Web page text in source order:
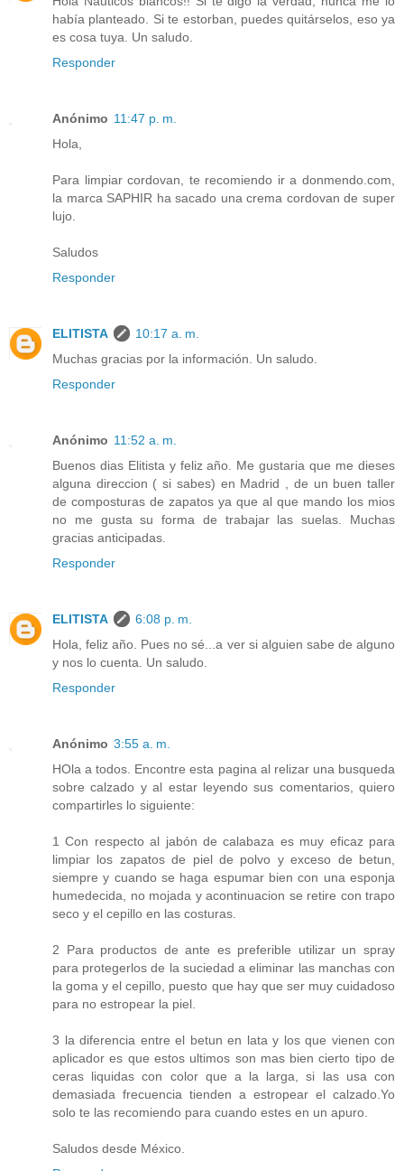
había planteado. Si te estorban, puedes quitárselos, eso ya
es cosa tuya. Un saludo.
Responder
Anónimo 11:47 p. m.
Hola,
Para limpiar cordovan, te recomiendo ir a donmendo.com,
la marca SAPHIR ha sacado una crema cordovan de super
lujo.
Saludos
Responder
ELITISTA
10:17 a. m.
Muchas gracias por la información. Un saludo.
Responder
Anónimo 11:52 a. m.
Buenos dias Elitista y feliz año. Me gustaria que me dieses
alguna direccion ( si sabes) en Madrid , de un buen taller
de composturas de zapatos ya que al que mando los mios
no me gusta su forma de trabajar las suelas. Muchas
gracias anticipadas.
Responder
ELITISTA
6:08 p. m.
Hola, feliz año. Pues no sé...a ver si alguien sabe de alguno
y nos lo cuenta. Un saludo.
Responder
Anónimo 3:55 a. m.
HOla a todos. Encontre esta pagina al relizar una busqueda
sobre calzado y al estar leyendo sus comentarios, quiero
compartirles lo siguiente:
1 Con respecto al jabón de calabaza es muy eficaz para
limpiar los zapatos de piel de polvo y exceso de betun,
siempre y cuando se haga espumar bien con una esponja
humedecida, no mojada y acontinuacion se retire con trapo
seco y el cepillo en las costuras.
2 Para productos de ante es preferible utilizar un spray
para protegerlos de la suciedad a eliminar las manchas con
la goma y el cepillo, puesto que hay que ser muy cuidadoso
para no estropear la piel.
3 la diferencia entre el betun en lata y los que vienen con
aplicador es que estos ultimos son mas bien cierto tipo de
ceras liquidas con color que a la larga, si las usa con
demasiada frecuencia tienden a estropear el calzado.Yo
solo te las recomiendo para cuando estes en un apuro.
Saludos desde México.